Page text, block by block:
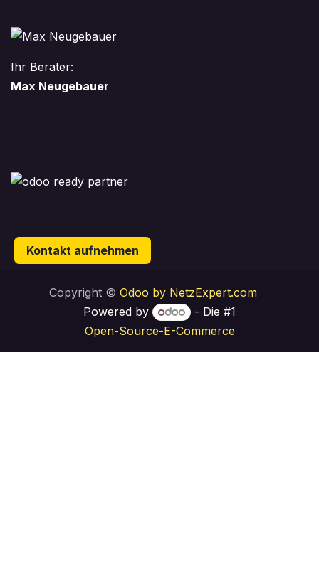
Ihr Berater:
Max Neugebauer
Kontakt aufnehmen
Copyright © Odoo by NetzExpert.com
Powered by
- Die #1
Open-Source-E-Commerce